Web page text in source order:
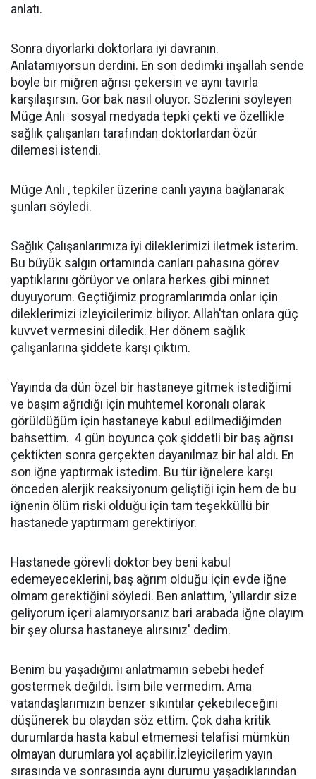
anlatı.
Sonra diyorlarki doktorlara iyi davranın.
Anlatamıyorsun derdini. En son dedimki inşallah sende
böyle bir miğren ağrısı çekersin ve aynı tavırla
karşılaşırsın. Gör bak nasıl oluyor. Sözlerini söyleyen
Müge Anlı sosyal medyada tepki çekti ve özellikle
sağlık çalışanları tarafından doktorlardan özür
dilemesi istendi.
Müge Anlı , tepkiler üzerine canlı yayına bağlanarak
şunları söyledi.
Sağlık Çalışanlarımıza iyi dileklerimizi iletmek isterim.
Bu büyük salgın ortamında canları pahasına görev
yaptıklarını görüyor ve onlara herkes gibi minnet
duyuyorum. Geçtiğimiz programlarımda onlar için
dileklerimizi izleyicilerimiz biliyor. Allah'tan onlara güç
kuvvet vermesini diledik. Her dönem sağlık
çalışanlarına şiddete karşı çıktım.
Yayında da dün özel bir hastaneye gitmek istediğimi
ve başım ağrıdığı için muhtemel koronalı olarak
görüldüğüm için hastaneye kabul edilmediğimden
bahsettim. 4 gün boyunca çok şiddetli bir baş ağrısı
çektikten sonra gerçekten dayanılmaz bir hal aldı. En
son iğne yaptırmak istedim. Bu tür iğnelere karşı
önceden alerjik reaksiyonum geliştiği için hem de bu
iğnenin ölüm riski olduğu için tam teşekküllü bir
hastanede yaptırmam gerektiriyor.
Hastanede görevli doktor bey beni kabul
edemeyeceklerini, baş ağrım olduğu için evde iğne
olmam gerektiğini söyledi. Ben anlattım, 'yıllardır size
geliyorum içeri alamıyorsanız bari arabada iğne olayım
bir şey olursa hastaneye alırsınız' dedim.
Benim bu yaşadığımı anlatmamın sebebi hedef
göstermek değildi. İsim bile vermedim. Ama
vatandaşlarımızın benzer sıkıntılar çekebileceğini
düşünerek bu olaydan söz ettim. Çok daha kritik
durumlarda hasta kabul etmemesi telafisi mümkün
olmayan durumlara yol açabilir.İzleyicilerim yayın
sırasında ve sonrasında aynı durumu yaşadıklarından